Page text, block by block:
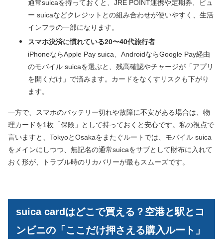
通常suicaを持っておくと、JRE POINT連携や定期券、ビュ
ー suicaなどクレジットとの組み合わせが使いやすく、生活
インフラの一部になります。
スマホ決済に慣れている20〜40代旅行者
iPhoneならApple Pay suica、AndroidならGoogle Pay経由
のモバイル suicaを選ぶと、残高確認やチャージが「アプリ
を開くだけ」で済みます。カードをなくすリスクも下がり
ます。
一方で、スマホのバッテリー切れや故障に不安がある場合は、物
理カードを1枚「保険」として持っておくと安心です。私の視点で
言いますと、TokyoとOsakaをまたぐルートでは、モバイル suica
をメインにしつつ、無記名の通常suicaをサブとして財布に入れて
おく形が、トラブル時のリカバリーが最もスムーズです。
suica cardはどこで買える？空港と駅とコ
ンビニの「ここだけ押さえる購入ルート」